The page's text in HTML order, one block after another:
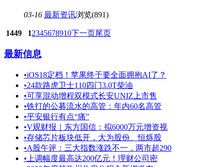
03-16 最新资讯浏览(891)
1449 12345678910下一页尾页
最新信息
•iOS18定档！苹果终于要全面拥抱AI了？
•24款路虎卫士110四门3.0T柴油
•可享混动增程双模式长安UNIZ上市售
•铁打的公募流水的高管：年内60名高管
•平安银行有点“痛”
•V观财报｜东方国信：拟6000万元增资视
•存储芯片板块低开，大为股份、恒烁股
•A股午评：三大指数涨跌不一，两市超290
• 上调幅度最高达200亿元！理财公司密